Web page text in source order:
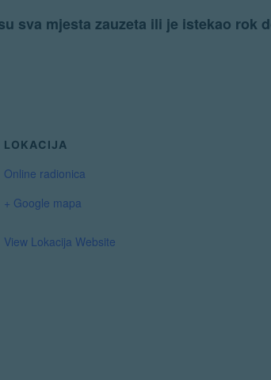
sva mjesta zauzeta ili je istekao rok
LOKACIJA
Online radionica
+ Google mapa
View Lokacija Website